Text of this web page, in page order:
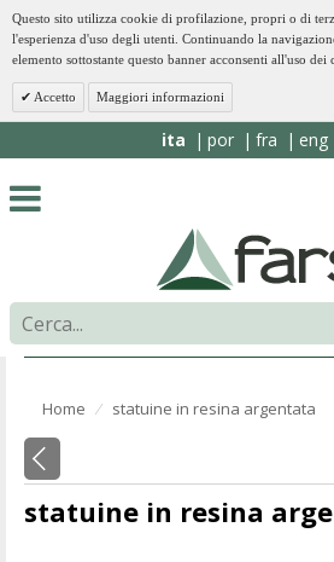
Questo sito utilizza cookie di profilazione, propri o di
l'esperienza d'uso degli utenti. Continuando la
elemento sottostante questo banner acconsenti all'uso dei
Accetto Maggiori informazioni
ita por fra eng
Home ⁄ statuine in resina argentata
statuine in resina